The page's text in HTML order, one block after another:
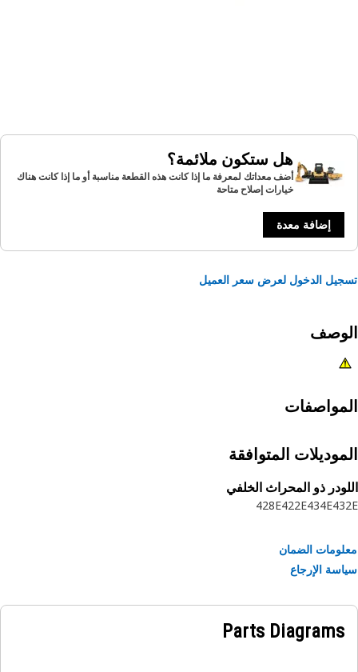
هل ستكون ملائمة؟
أضف معداتك لمعرفة ما إذا كانت هذه القطعة مناسبة أو ما إذا كانت هناك
خيارات إصلاح متاحة
إضافة معدة
الدخول لعرض سعر العميل
المتوافقة
ذو المحراث الخلفي
434E
422E
428E
الضمان
الإرجاع
Parts Diagrams